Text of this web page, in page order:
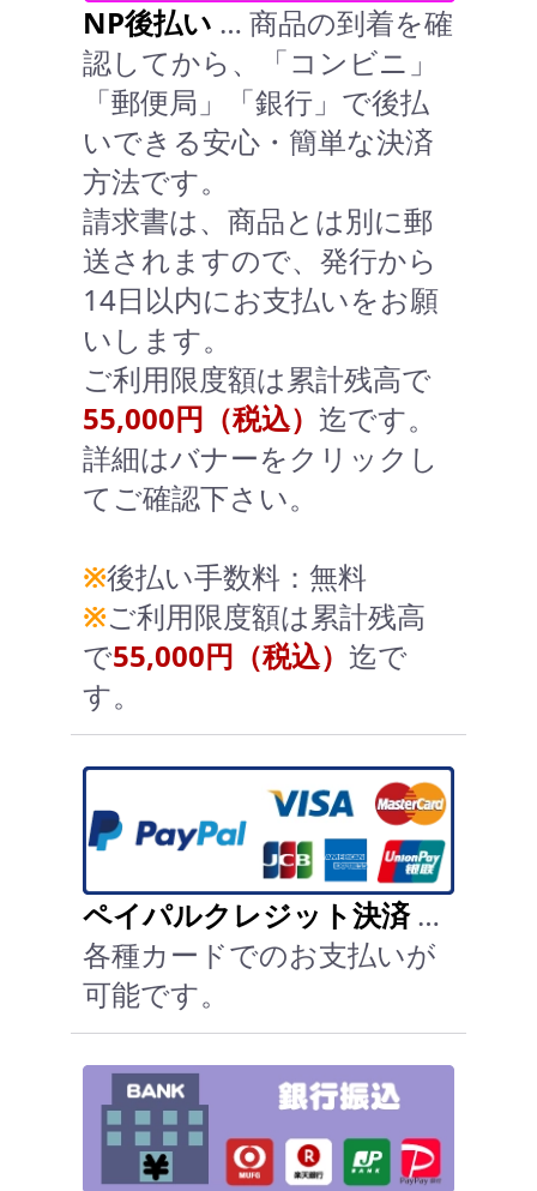
NP後払い … 商品の到着を確
認してから、「コンビニ」
「郵便局」「銀行」で後払
いできる安心・簡単な決済
方法です。
請求書は、商品とは別に郵
送されますので、発行から
14日以内にお支払いをお願
いします。
ご利用限度額は累計残高で
55,000円（税込） 迄です。
詳細はバナーをクリックし
てご確認下さい。
※後払い手数料：無料
※ご利用限度額は累計残高
で55,000円（税込） 迄で
す。
ペイパルクレジット決済…
各種カードでのお支払いが
可能です。